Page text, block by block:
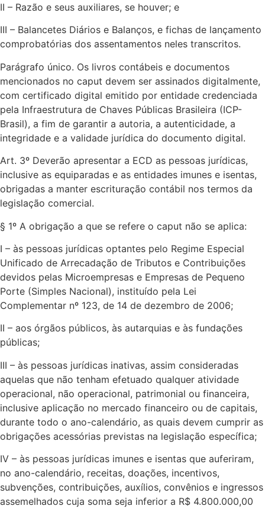
II – Razão e seus auxiliares, se houver; e
III – Balancetes Diários e Balanços, e fichas de lançamento
comprobatórias dos assentamentos neles transcritos.
Parágrafo único. Os livros contábeis e documentos
mencionados no caput devem ser assinados digitalmente,
com certificado digital emitido por entidade credenciada
pela Infraestrutura de Chaves Públicas Brasileira (ICP-
Brasil), a fim de garantir a autoria, a autenticidade, a
integridade e a validade jurídica do documento digital.
Art. 3º Deverão apresentar a ECD as pessoas jurídicas,
inclusive as equiparadas e as entidades imunes e isentas,
obrigadas a manter escrituração contábil nos termos da
legislação comercial.
§ 1º A obrigação a que se refere o caput não se aplica:
I – às pessoas jurídicas optantes pelo Regime Especial
Unificado de Arrecadação de Tributos e Contribuições
devidos pelas Microempresas e Empresas de Pequeno
Porte (Simples Nacional), instituído pela Lei
Complementar nº 123, de 14 de dezembro de 2006;
II – aos órgãos públicos, às autarquias e às fundações
públicas;
III – às pessoas jurídicas inativas, assim consideradas
aquelas que não tenham efetuado qualquer atividade
operacional, não operacional, patrimonial ou financeira,
inclusive aplicação no mercado financeiro ou de capitais,
durante todo o ano-calendário, as quais devem cumprir as
obrigações acessórias previstas na legislação específica;
IV – às pessoas jurídicas imunes e isentas que auferiram,
no ano-calendário, receitas, doações, incentivos,
subvenções, contribuições, auxílios, convênios e ingressos
assemelhados cuja soma seja inferior a R$ 4.800.000,00